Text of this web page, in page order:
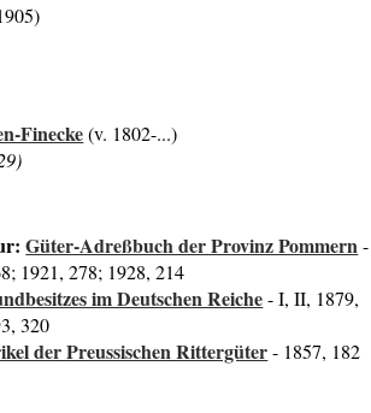
Finecke(v. 1802-...)
Güter-Adreßbuch der Provinz Pommern-
1921, 278; 1928, 214
im Deutschen Reiche- I, II, 1879,
320
der Preussischen Rittergüter- 1857, 182